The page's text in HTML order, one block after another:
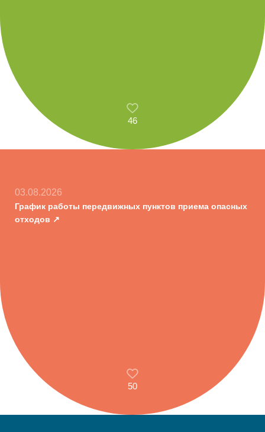
46
03.08.2026
График работы передвижных пунктов приема опасных
отходов
50